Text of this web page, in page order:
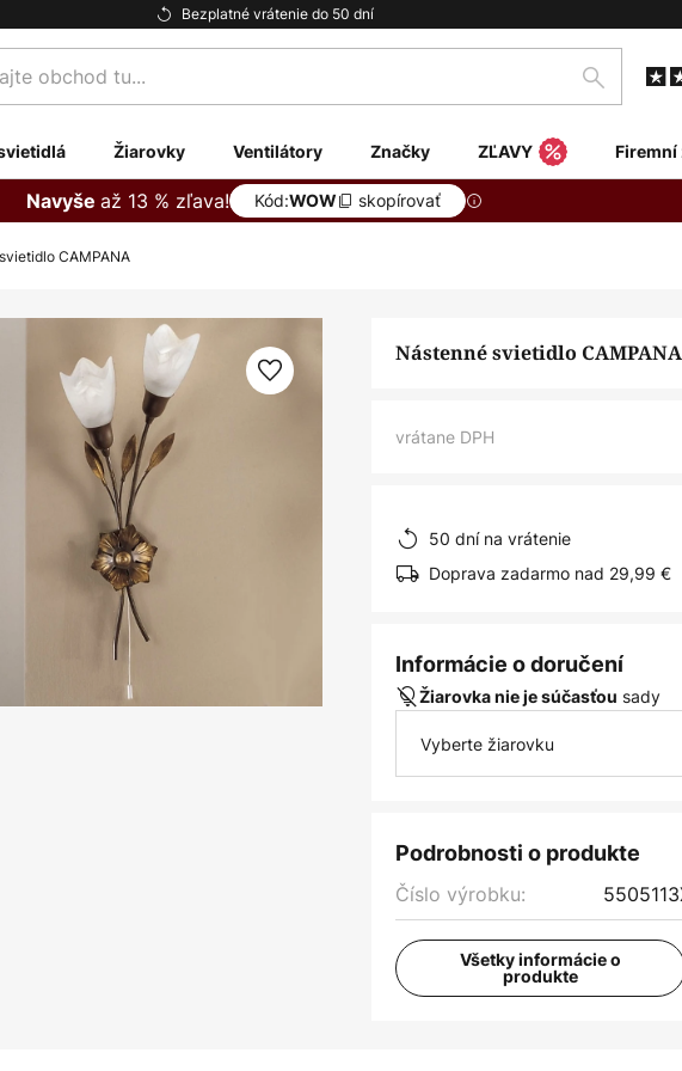
Bezplatné vrátenie do 50 dní
Hľadať
Žiarovky Ventilátory Značky ZĽAVY Firemní
Navyše až 13 % zľava! Kód:WOW skopírovať
CAMPANA
Nástenné svietidlo CAMPANA
vrátane DPH
50 dní na vrátenie
Doprava zadarmo nad 29,99 €
Informácie o doručení
Žiarovka nie je súčasťou sady
Vyberte žiarovku
Podrobnosti o produkte
Číslo výrobku:
Všetky informácie o
produkte